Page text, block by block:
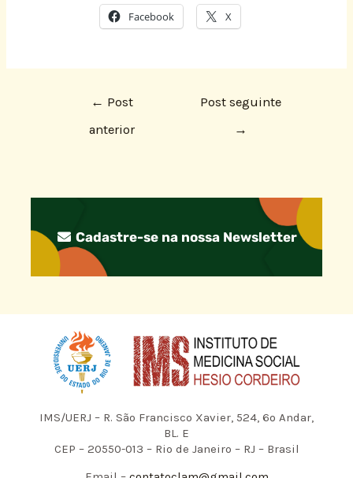
Facebook X
← Post
anterior
Post seguinte
→
Cadastre-se na nossa Newsletter
IMS/UERJ – R. São Francisco Xavier, 524, 6º Andar,
BL. E
CEP – 20550-013 – Rio de Janeiro – RJ – Brasil